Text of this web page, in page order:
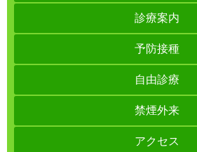
診療案内
予防接種
自由診療
禁煙外来
アクセス